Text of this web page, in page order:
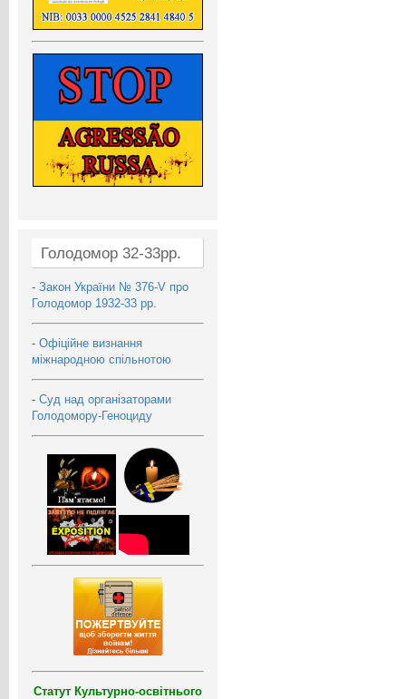
Голодомор 32-33рр.
- Закон України № 376-V про
Голодомор 1932-33 рр.
- Офіційне визнання
міжнародною спільнотою
- Суд над організаторами
Голодомору-Геноциду
Статут Культурно-освітнього